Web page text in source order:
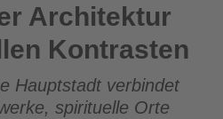
Architektur
Kontrasten
Hauptstadt verbindet
spirituelle Orte